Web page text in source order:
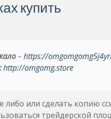
купить
– https://
http://omgomg.store
или сделать копию